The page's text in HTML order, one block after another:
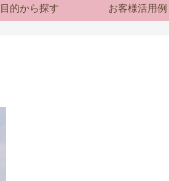
目的から探す お客様活用例